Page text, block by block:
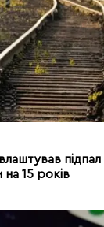
підпал
на 15 років